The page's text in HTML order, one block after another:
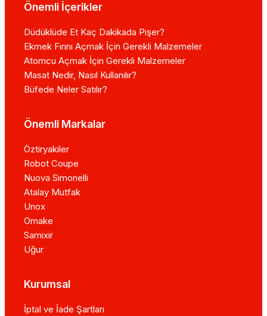
Önemli İçerikler
Düdüklüde Et Kaç Dakikada Pişer?
Ekmek Fırını Açmak İçin Gerekli Malzemeler
Atomcu Açmak İçin Gerekli Malzemeler
Masat Nedir, Nasıl Kullanılır?
Büfede Neler Satılır?
Önemli Markalar
Öztiryakiler
Robot Coupe
Nuova Simonelli
Atalay Mutfak
Unox
Omake
Samixir
Uğur
Kurumsal
İptal ve İade Şartları